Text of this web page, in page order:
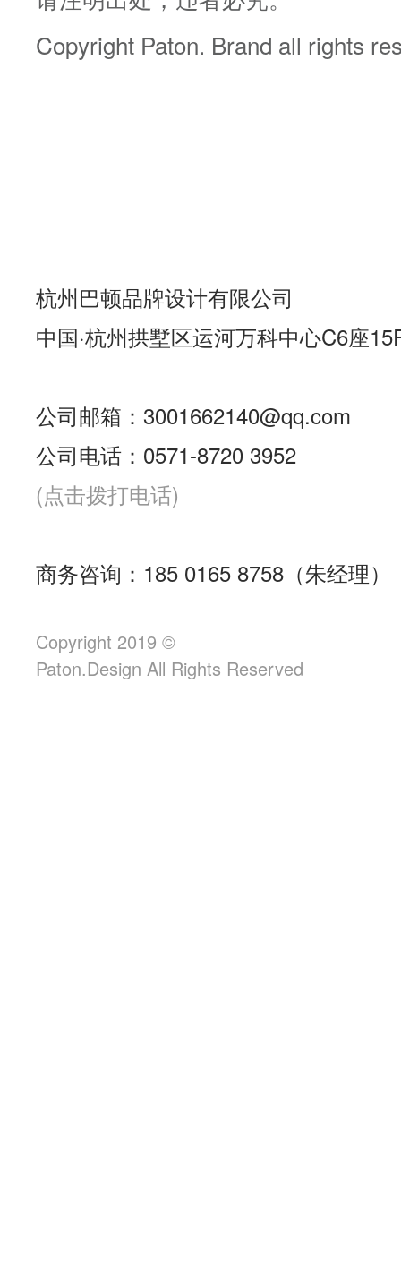
Copyright Paton. Brand all rights
杭州巴顿品牌设计有限公司
中国·杭州拱墅区运河万科中心C6座
公司邮箱：3001662140@qq.com
公司电话：0571-8720 3952
(点击拨打电话)
商务咨询：185 0165 8758（朱经理）
Copyright 2019 ©
Paton.Design All Rights Reserved